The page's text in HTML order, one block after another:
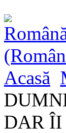
Acasă
DAR ÎI